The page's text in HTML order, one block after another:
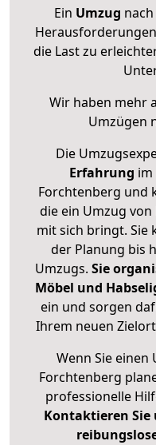
Ein Umzug
die Last zu
Wir haben mehr
Umzügen
Die
Erfahrung im
Forchtenberg und
die ein Umzug
mit sich bringt. Sie
der Planung bis
Umzugs. Sie
Möbel und
ein und sorgen
Ihrem neuen
Wenn Sie einen
Forchtenberg
professionelle
Kontaktieren Sie